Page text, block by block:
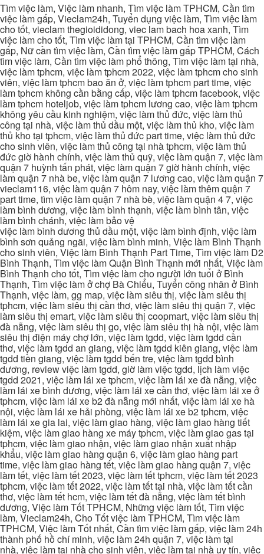
Tìm việc làm, Việc làm nhanh, Tìm việc làm TPHCM, Cần tìm
việc làm gấp, Vieclam24h, Tuyển dụng việc làm, Tìm việc làm
cho tốt, vieclam thegioididong, viec lam bach hoa xanh, Tìm
việc làm cho tốt, Tìm việc làm tại TPHCM, Cần tìm việc làm
gấp, Nữ cần tìm việc làm, Cần tìm việc làm gấp TPHCM, Cách
tìm việc làm, Cần tìm việc làm phổ thông, Tìm việc làm tại nhà,
việc làm tphcm, việc làm tphcm 2022, việc làm tphcm cho sinh
viên, việc làm tphcm bao ăn ở, việc làm tphcm part time, việc
làm tphcm không cần bằng cấp, việc làm tphcm facebook, việc
làm tphcm hoteljob, việc làm tphcm lương cao, việc làm tphcm
không yêu cầu kinh nghiệm, việc làm thủ đức, việc làm thủ
công tại nhà, việc làm thủ dầu một, việc làm thủ kho, việc làm
thủ kho tại tphcm, việc làm thủ đức part time, việc làm thủ đức
cho sinh viên, việc làm thủ công tại nhà tphcm, việc làm thủ
đức giờ hành chính, việc làm thủ quỹ, việc làm quận 7, việc làm
quận 7 huỳnh tấn phát, việc làm quận 7 giờ hành chính, việc
làm quận 7 nhà be, việc làm quận 7 lương cao, việc làm quận 7
vieclam116, việc làm quận 7 hôm nay, việc làm thêm quận 7
part time, tìm việc làm quận 7 nhà bè, việc làm quận 4 7, việc
làm bình dương, việc làm bình thạnh, việc làm bình tân, việc
làm bình chánh, việc làm bảo vệ
việc làm bình dương thủ dầu một, việc làm bình định, việc làm
bình sơn quảng ngãi, việc làm bình minh, Việc làm Bình Thạnh
cho sinh viên, Việc làm Bình Thạnh Part Time, Tìm việc làm D2
Bình Thạnh, Tìm việc làm Quận Bình Thạnh mới nhất, Việc làm
Bình Thạnh cho tốt, Tìm việc làm cho người lớn tuổi ở Bình
Thạnh, Tìm việc làm ở chợ Bà Chiểu, Tuyển công nhân ở Bình
Thạnh, việc làm, gg map, việc làm siêu thị, việc làm siêu thị
tphcm, việc làm siêu thị cần thơ, việc làm siêu thị quận 7, việc
làm siêu thị emart, việc làm siêu thị coopmart, việc làm siêu thị
đà nẵng, việc làm siêu thị go, việc làm siêu thị hà nội, việc làm
siêu thị điện máy chợ lớn, việc làm tgdd, việc làm tgdd cần
thơ, việc làm tgdd an giang, việc làm tgdd kiên giang, việc làm
tgdd tiền giang, việc làm tgdd bến tre, việc làm tgdd bình
dương, review việc làm tgdd, giờ làm việc tgdd, lịch làm việc
tgdd 2021, việc làm lái xe tphcm, việc làm lái xe đà nẵng, việc
làm lái xe bình dương, việc làm lái xe cần thơ, việc làm lái xe ở
tphcm, việc làm lái xe b2 đà nẵng mới nhất, việc làm lái xe hà
nội, việc làm lái xe hải phòng, việc làm lái xe b2 tphcm, việc
làm lái xe gia lai, việc làm giao hàng, việc làm giao hàng tiết
kiệm, việc làm giao hàng xe máy tphcm, việc làm giao gas tại
tphcm, việc làm giao nhận, việc làm giao nhận xuất nhập
khẩu, việc làm giao hàng quận 6, việc làm giao hàng part
time, việc làm giao hàng tết, việc làm giao hàng quận 7, việc
làm tết, việc làm tết 2023, việc làm tết tphcm, việc làm tết 2023
tphcm, việc làm tết 2022, việc làm tết tại nhà, việc làm tết cần
thơ, việc làm tết hcm, việc làm tết đà nẵng, việc làm tết bình
dương, Việc làm Tốt TPHCM, Những việc làm tốt, Tìm việc
làm, Vieclam24h, Cho Tốt việc làm TPHCM, Tìm việc làm
TPHCM, Việc làm Tốt nhất, Cần tìm việc làm gấp, việc làm 24h
thành phố hồ chí minh, việc làm 24h quận 7, việc làm tại
nhà, việc làm tại nhà cho sinh viên, việc làm tại nhà uy tín, việc